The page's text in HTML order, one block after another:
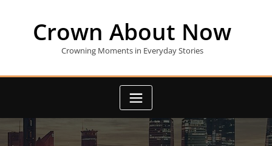
Crown About Now
Crowning Moments in Everyday Stories